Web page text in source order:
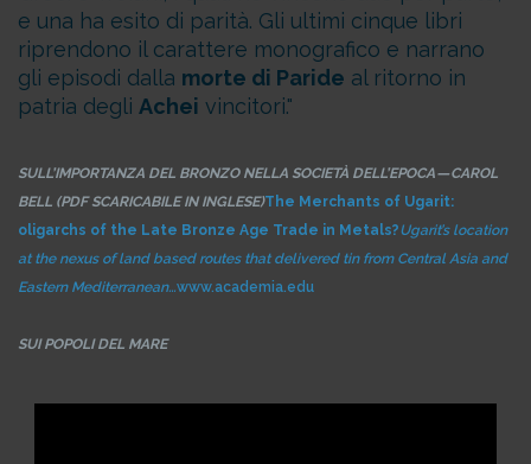
e una ha esito di parità. Gli ultimi cinque libri
riprendono il carattere monografico e narrano
gli episodi dalla morte di Paride al ritorno in
patria degli Achei vincitori.
SULL’IMPORTANZA DEL BRONZO NELLA SOCIETÀ DELL’EPOCA — CAROL
BELL (PDF SCARICABILE IN INGLESE)The Merchants of Ugarit:
oligarchs of the Late Bronze Age Trade in Metals?Ugarit’s location
at the nexus of land based routes that delivered tin from Central Asia and
Eastern Mediterranean…www.academia.edu
SUI POPOLI DEL MARE